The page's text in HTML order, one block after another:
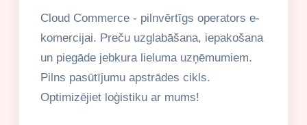
Cloud Commerce - pilnvērtīgs operators e-
komercijai. Preču uzglabāšana, iepakošana
un piegāde jebkura lieluma uzņēmumiem.
Pilns pasūtījumu apstrādes cikls.
Optimizējiet loģistiku ar mums!